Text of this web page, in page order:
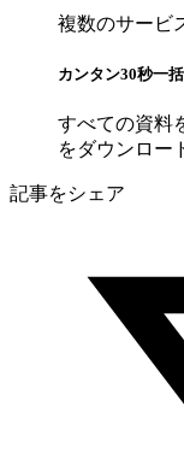
複数のサービ
カンタン30秒一
すべての資料
をダウンロー
記事をシェア